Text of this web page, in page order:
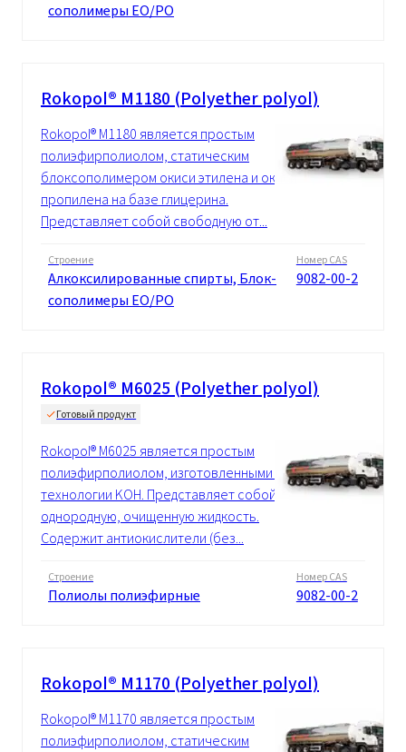
сополимеры EO/PO
Rokopol® M1180 (Polyether polyol)
Rokopol® M1180 является простым
полиэфирполиолом, статическим
блоксополимером окиси этилена и окиси
пропилена на базе глицерина.
Представляет собой свободную от...
Строение
Алкоксилированные спирты, Блок-
сополимеры EO/PO
Номер CAS
9082-00-2
Rokopol® M6025 (Polyether polyol)
Готовый продукт
Rokopol® M6025 является простым
полиэфирполиолом, изготовленными по
технологии KOH. Представляет собой
однородную, очищенную жидкость.
Содержит антиокислители (без...
Строение
Полиолы полиэфирные
Номер CAS
9082-00-2
Rokopol® M1170 (Polyether polyol)
Rokopol® M1170 является простым
полиэфирполиолом, статическим